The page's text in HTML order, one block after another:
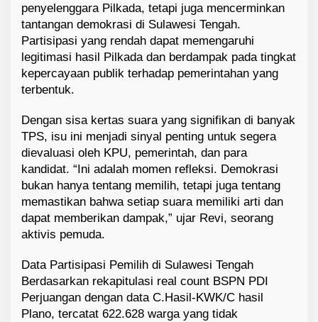
penyelenggara Pilkada, tetapi juga mencerminkan
tantangan demokrasi di Sulawesi Tengah.
Partisipasi yang rendah dapat memengaruhi
legitimasi hasil Pilkada dan berdampak pada tingkat
kepercayaan publik terhadap pemerintahan yang
terbentuk.
Dengan sisa kertas suara yang signifikan di banyak
TPS, isu ini menjadi sinyal penting untuk segera
dievaluasi oleh KPU, pemerintah, dan para
kandidat. “Ini adalah momen refleksi. Demokrasi
bukan hanya tentang memilih, tetapi juga tentang
memastikan bahwa setiap suara memiliki arti dan
dapat memberikan dampak,” ujar Revi, seorang
aktivis pemuda.
Data Partisipasi Pemilih di Sulawesi Tengah
Berdasarkan rekapitulasi real count BSPN PDI
Perjuangan dengan data C.Hasil-KWK/C hasil
Plano, tercatat 622.628 warga yang tidak